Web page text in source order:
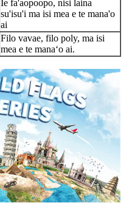
Ie fa'aopoopo, nisi laina
su'isu'i ma isi mea e te mana'o
ai
Filo vavae, filo poly, ma isi
mea e te manaʻo ai.